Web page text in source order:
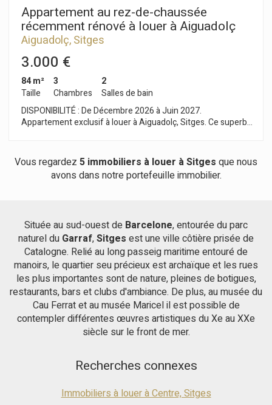
Appartement au rez-de-chaussée
récemment rénové à louer à Aiguadolç
Aiguadolç, Sitges
3.000 €
84 m²
Taille
3
Chambres
2
Salles de bain
DISPONIBILITÉ : De Décembre 2026 à Juin 2027.
Appartement exclusif à louer à Aiguadolç, Sitges. Ce superbe
rustique chic. C'est le choix idéal pour ceux qui recherchent
un hébergement exclusif, alliant confort, style et une vue
imprenable sur la mer. Agencement : - 3 chambres : Deux
et une salle de bain attenante à la chambre principale. -
Séjour/Salle à manger : Un espace lumineux et élégant
s'ouvrant sur un coin salon avec de grandes fenêtres offrant
une vue panoramique sur la mer et la piscine commune. -
Cuisine moderne : Équipée d'appareils haut de gamme et d'un
îlot central, idéal pour partager des moments culinaires. -
Terrasse privée : Parfaite pour se détendre en admirant
l'horizon marin. Parties communes : La propriété donne accès
à une piscine et à des jardins communs. Charges locatives : 1
pleinement de la vie gastronomique et de loisirs animée du
déplacements vers Barcelone et l’aéroport.
Vous regardez 5 immobiliers à louer à Sitges que nous
avons dans notre portefeuille immobilier.
Située au sud-ouest de Barcelone, entourée du parc
naturel du Garraf,Sitges est une ville côtière prisée de
Catalogne. Relié au long passeig maritime entouré de
manoirs, le quartier seu précieux est archaïque et les rues
les plus importantes sont de nature, pleines de botigues,
restaurants, bars et clubs d'ambiance. De plus, au musée du
Cau Ferrat et au musée Maricel il est possible de
contempler différentes œuvres artistiques du Xe au XXe
siècle sur le front de mer.
Recherches connexes
Immobiliers à louer à Centre, Sitges